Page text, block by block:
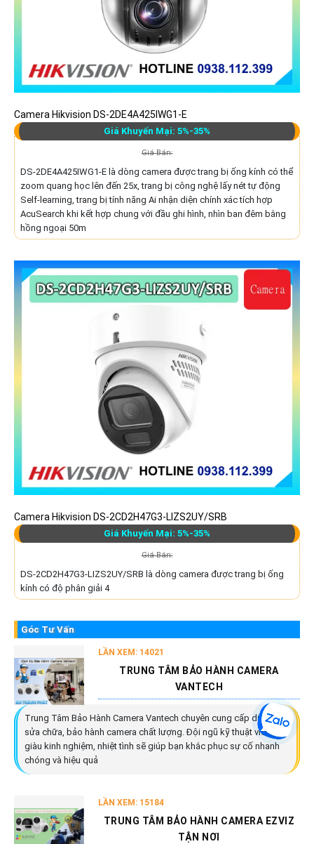
Camera Hikvision DS-2DE4A425IWG1-E
Giá Khuyến Mại: 5%-35%
Giá Bán:
DS-2DE4A425IWG1-E là dòng camera được trang bị ống kính có thể
zoom quang học lên đến 25x, trang bị công nghệ lấy nét tự động
Self-learning, trang bị tính năng Ai nhận diện chính xác tích hợp
AcuSearch khi kết hợp chung với đầu ghi hình, nhìn ban đêm bằng
hồng ngoại 50m
Camera Hikvision DS-2CD2H47G3-LIZS2UY/SRB
Giá Khuyến Mại: 5%-35%
Giá Bán:
DS-2CD2H47G3-LIZS2UY/SRB là dòng camera được trang bị ống
kính có độ phân giải 4
Góc Tư Vấn
LẦN XEM: 14021
TRUNG TÂM BẢO HÀNH CAMERA
VANTECH
Trung Tâm Bảo Hành Camera Vantech chuyên cung cấp dịch vụ
sửa chữa, bảo hành camera chất lượng. Đội ngũ kỹ thuật viên
giàu kinh nghiệm, nhiệt tình sẽ giúp bạn khắc phục sự cố nhanh
chóng và hiệu quả
LẦN XEM: 15184
TRUNG TÂM BẢO HÀNH CAMERA EZVIZ
TẬN NƠI